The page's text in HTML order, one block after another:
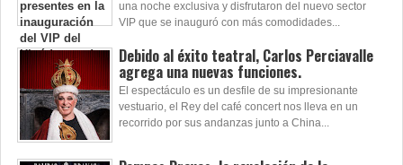
una noche exclusiva y disfrutaron del nuevo sector
VIP que se inauguró con más comodidades...
Debido al éxito teatral, Carlos Perciavalle
agrega una nuevas funciones.
El espectáculo es un desfile de su impresionante
vestuario, el Rey del café concert nos lleva en un
recorrido por sus andanzas junto a China...